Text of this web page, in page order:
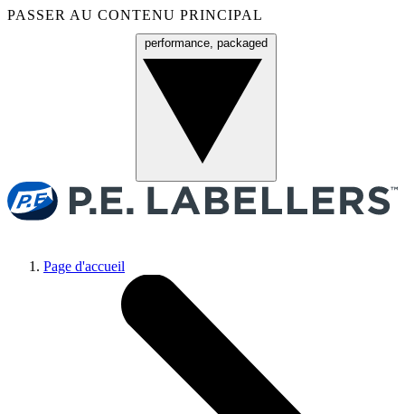
PASSER AU CONTENU PRINCIPAL
performance, packaged
Page d'accueil